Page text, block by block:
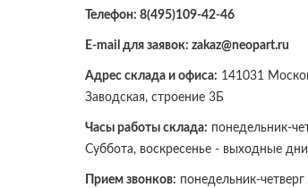
Телефон: 8(495)109-42-46
E-mail для заявок: zakaz@neopart.ru
Адрес склада и офиса: 141031
Заводская, строение 3Б
Часы работы склада: понедельник-
Суббота, воскресенье - выходные дни
Прием звонков: понедельник-